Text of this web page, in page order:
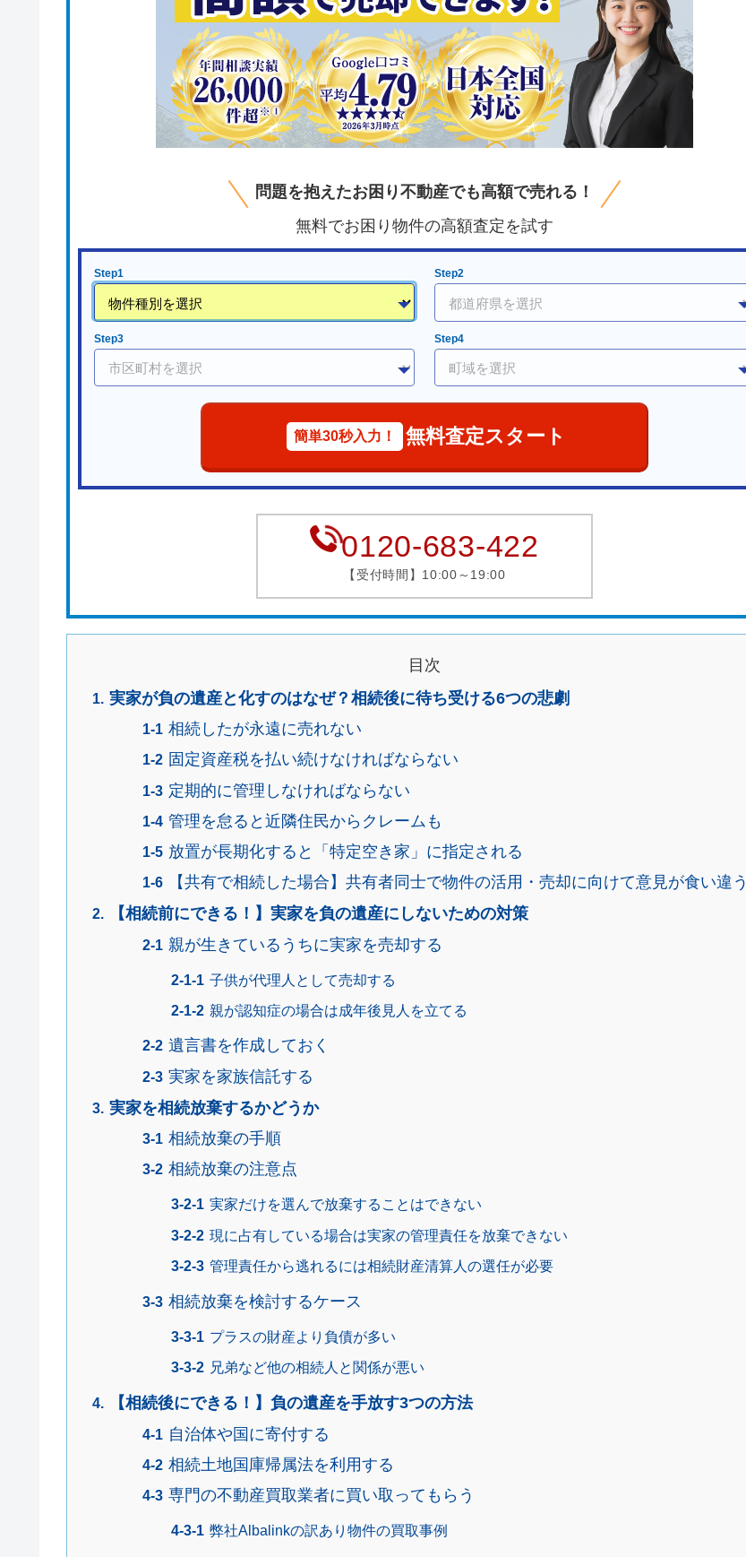
問題を抱えたお困り不動産でも高額で売れる！
無料でお困り物件の高額査定を試す
Step1 Step2
Step3 Step4
簡単30秒入力！ 無料査定スタート
0120-683-422
【受付時間】10:00～19:00
目次
実家が負の遺産と化すのはなぜ？相続後に待ち受ける6つの悲劇
相続したが永遠に売れない
固定資産税を払い続けなければならない
定期的に管理しなければならない
管理を怠ると近隣住民からクレームも
放置が長期化すると「特定空き家」に指定される
【共有で相続した場合】共有者同士で物件の活用・売却に向けて意見が食い違う
【相続前にできる！】実家を負の遺産にしないための対策
親が生きているうちに実家を売却する
子供が代理人として売却する
親が認知症の場合は成年後見人を立てる
遺言書を作成しておく
実家を家族信託する
実家を相続放棄するかどうか
相続放棄の手順
相続放棄の注意点
実家だけを選んで放棄することはできない
現に占有している場合は実家の管理責任を放棄できない
管理責任から逃れるには相続財産清算人の選任が必要
相続放棄を検討するケース
プラスの財産より負債が多い
兄弟など他の相続人と関係が悪い
【相続後にできる！】負の遺産を手放す3つの方法
自治体や国に寄付する
相続土地国庫帰属法を利用する
専門の不動産買取業者に買い取ってもらう
弊社Albalinkの訳あり物件の買取事例